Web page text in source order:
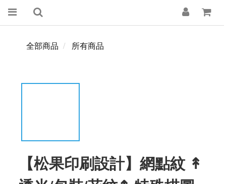
全部商品 所有商品
【松果印刷設計】網點紋 ↟